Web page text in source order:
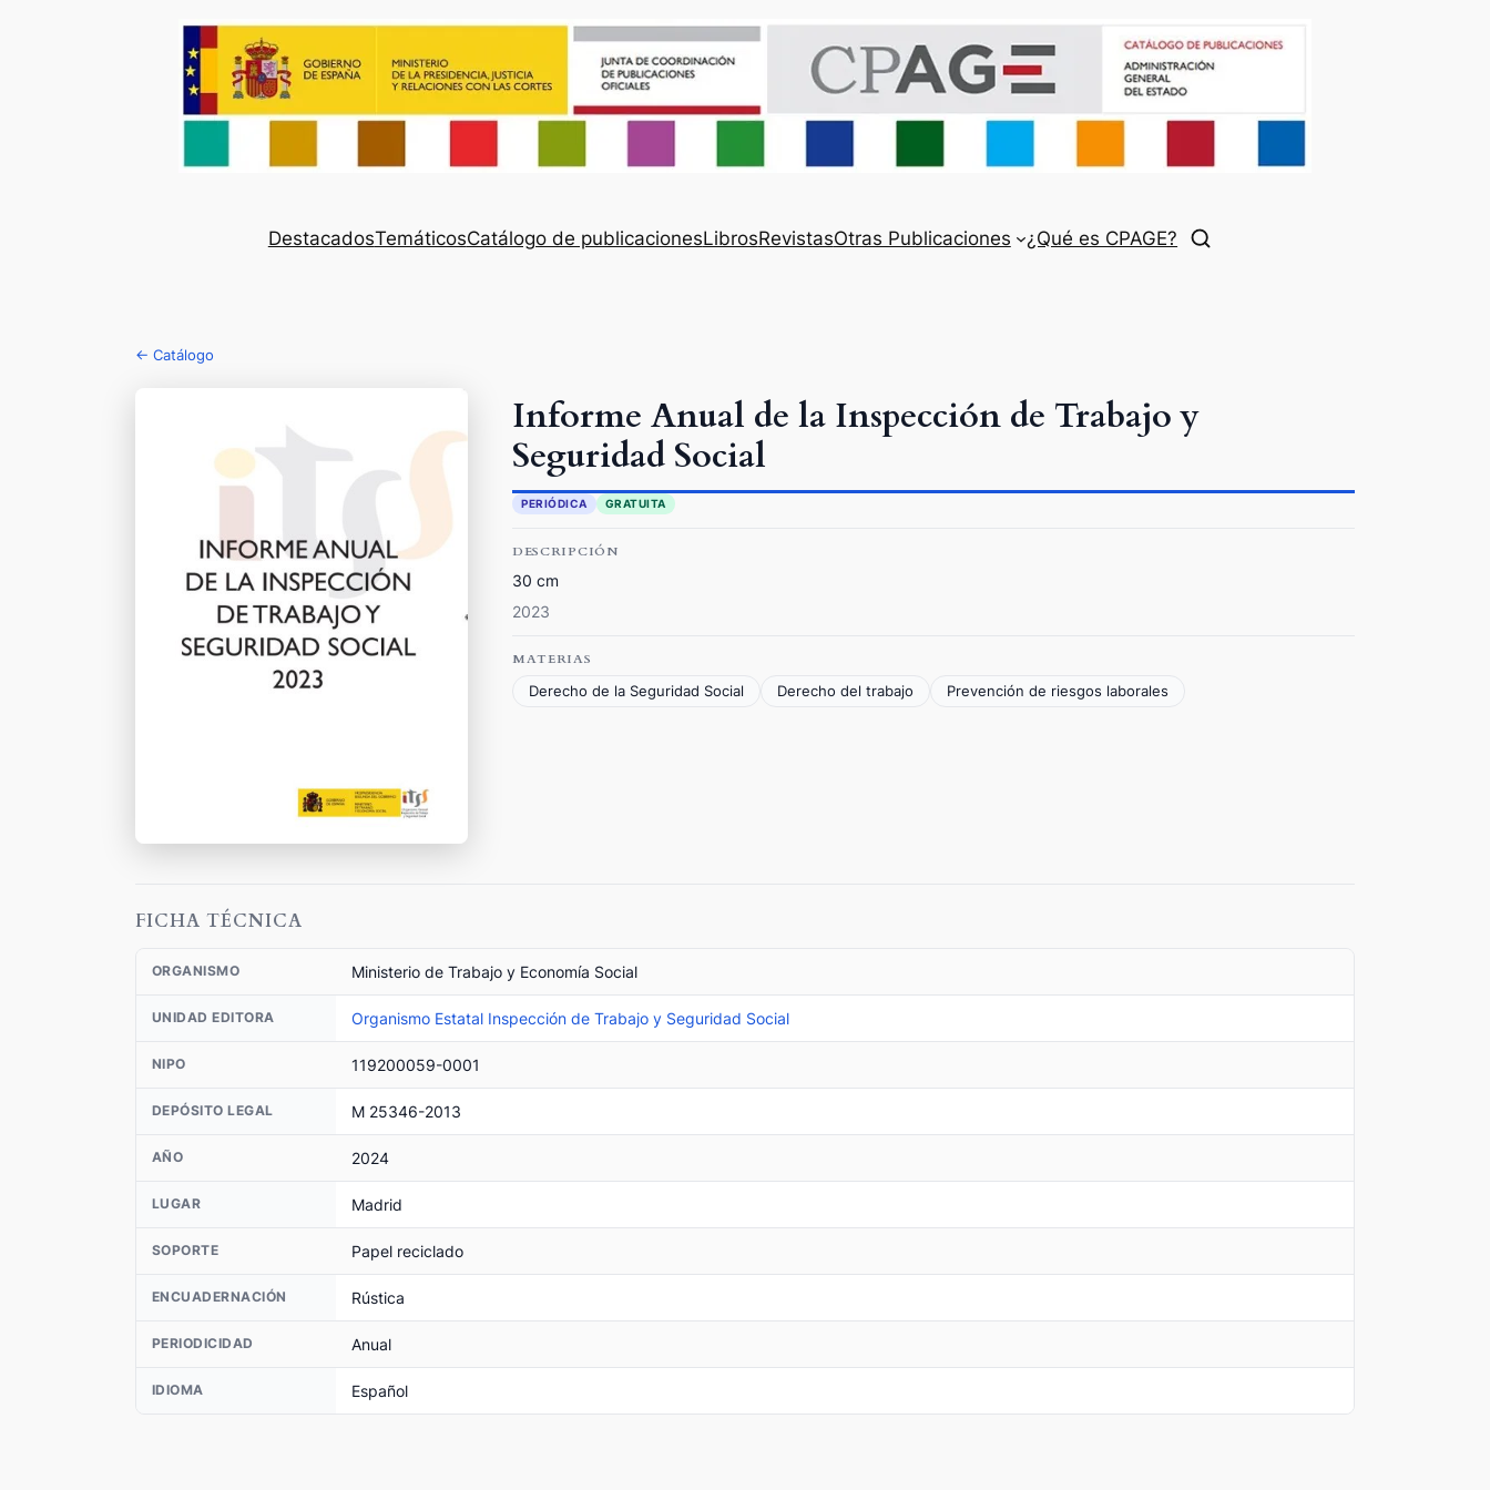
DestacadosTemáticosCatálogo de publicacionesLibrosRevistasOtras Publicaciones ¿Qué es CPAGE?
← Catálogo
Informe Anual de la Inspección de Trabajo y
Seguridad Social
PERIÓDICA GRATUITA
DESCRIPCIÓN
30 cm
2023
MATERIAS
Derecho de la Seguridad Social
Derecho del trabajo Prevención de riesgos laborales
FICHA TÉCNICA
ORGANISMO Ministerio de Trabajo y Economía Social
UNIDAD EDITORA Organismo Estatal Inspección de Trabajo y Seguridad Social
NIPO 119200059-0001
DEPÓSITO LEGAL M 25346-2013
AÑO 2024
LUGAR Madrid
SOPORTE Papel reciclado
ENCUADERNACIÓN Rústica
PERIODICIDAD Anual
IDIOMA Español